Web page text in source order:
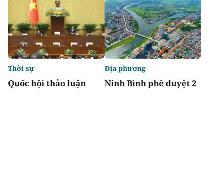
Quốc hội thảo luận
Thời sự
Ninh Bình phê duyệt 2
Địa phương